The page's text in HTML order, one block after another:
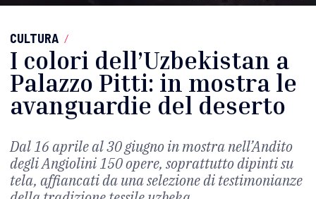
CULTURA /
I colori dell’Uzbekistan a
Palazzo Pitti: in mostra le
avanguardie del deserto
Dal 16 aprile al 30 giugno in mostra nell’Andito
degli Angiolini 150 opere, soprattutto dipinti su
tela, affiancati da una selezione di testimonianze